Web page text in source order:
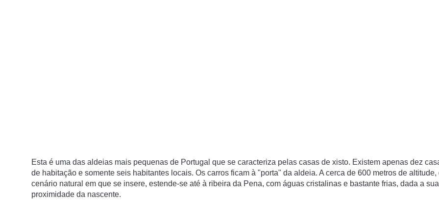
Esta é uma das aldeias mais pequenas de Portugal que se caracteriza pelas casas de xisto. Existem apenas dez
de habitação e somente seis habitantes locais. Os carros ficam à "porta" da aldeia. A cerca de 600 metros de altitude,
cenário natural em que se insere, estende-se até à ribeira da Pena, com águas cristalinas e bastante frias, dada a sua
proximidade da nascente.